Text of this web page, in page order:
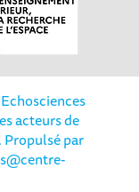
acteurs de
par